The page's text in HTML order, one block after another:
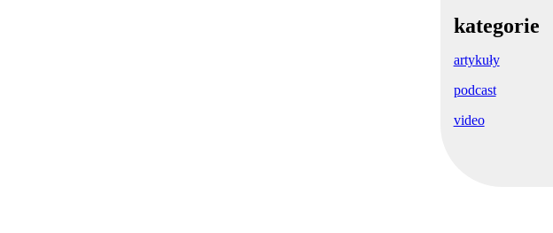
kategorie
artykuły
podcast
video